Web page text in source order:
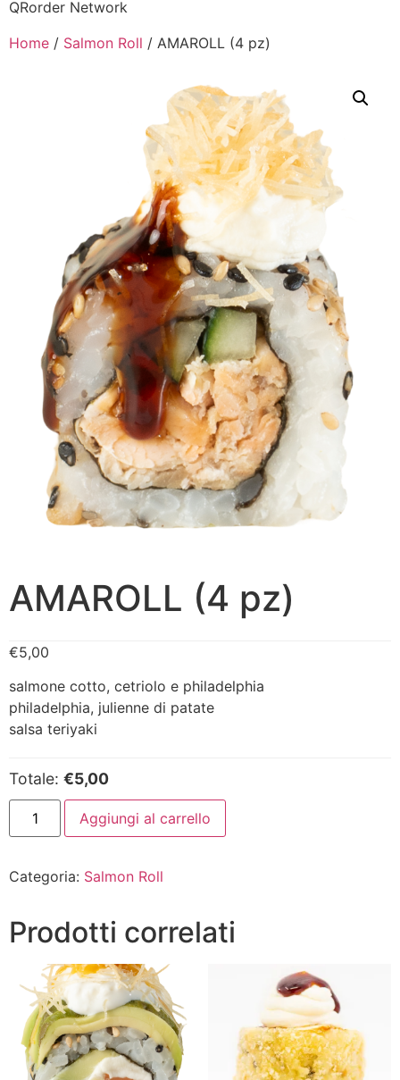
QRorder Network
Home / Salmon Roll / AMAROLL (4 pz)
AMAROLL (4 pz)
€5,00
salmone cotto, cetriolo e philadelphia
philadelphia, julienne di patate
salsa teriyaki
Totale: €5,00
Aggiungi al carrello
Categoria: Salmon Roll
Prodotti correlati